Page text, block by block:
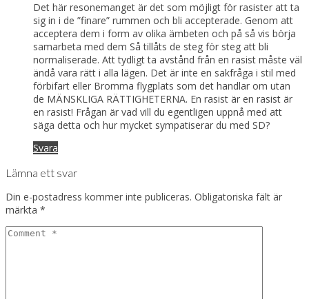
Det här resonemanget är det som möjligt för rasister att ta
sig in i de ”finare” rummen och bli accepterade. Genom att
acceptera dem i form av olika ämbeten och på så vis börja
samarbeta med dem Så tillåts de steg för steg att bli
normaliserade. Att tydligt ta avstånd från en rasist måste väl
ändå vara rätt i alla lägen. Det är inte en sakfråga i stil med
förbifart eller Bromma flygplats som det handlar om utan
de MÄNSKLIGA RÄTTIGHETERNA. En rasist är en rasist är
en rasist! Frågan är vad vill du egentligen uppnå med att
säga detta och hur mycket sympatiserar du med SD?
Svara
Lämna ett svar
Din e-postadress kommer inte publiceras. Obligatoriska fält är
märkta *